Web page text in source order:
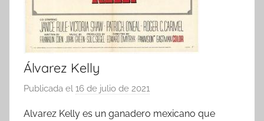
Álvarez Kelly
Publicada el 16 de julio de 2021
Alvarez Kelly es un ganadero mexicano que